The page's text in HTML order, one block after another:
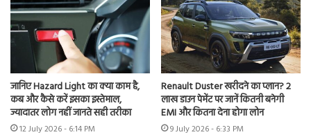
जानिए Hazard Light का क्या काम है,
कब और कैसे करें इसका इस्तेमाल,
ज्यादातर लोग नहीं जानते सही तरीका
12 July 2026 - 6:14 PM
Renault Duster खरीदने का प्लान? 2
लाख डाउन पेमेंट पर जानें कितनी बनेगी
EMI और कितना देना होगा लोन
9 July 2026 - 6:33 PM